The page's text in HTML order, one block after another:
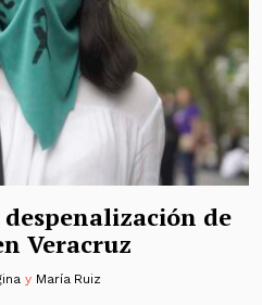
de
Veracruz
y María Ruiz